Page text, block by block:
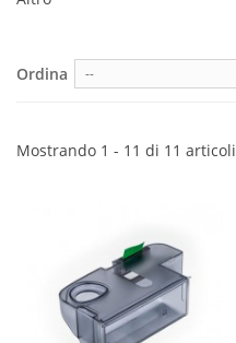
Ordina --
Mostrando 1 - 11 di 11 articoli